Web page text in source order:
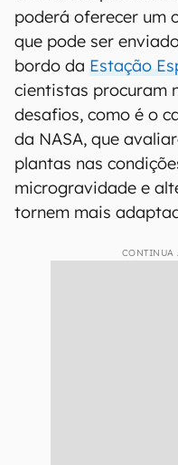
poderá oferecer um
que pode ser
bordo da Estação
cientistas procuram
desafios, como é o
da NASA, que
plantas nas
microgravidade e
tornem mais
CONTINUA